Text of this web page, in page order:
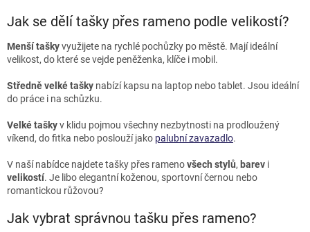
p
v
k
v
i
s
Jak se dělí tašky přes rameno podle velikostí?
Menší taškyvyužijete na rychlé pochůzky po městě. Mají ideální
velikost, do které se vejde peněženka, klíče i mobil.
Středně velké tašky nabízí kapsu na laptop nebo tablet. Jsou ideální
do práce i na schůzku.
Velké taškyv klidu pojmou všechny nezbytnosti na prodloužený
víkend, do fitka nebo poslouží jako palubní zavazadlo.
V naší nabídce najdete tašky přes ramenovšech stylů, barev i
velikostí. Je libo elegantní koženou, sportovní černou nebo
romantickou růžovou?
Jak vybrat správnou tašku přes rameno?